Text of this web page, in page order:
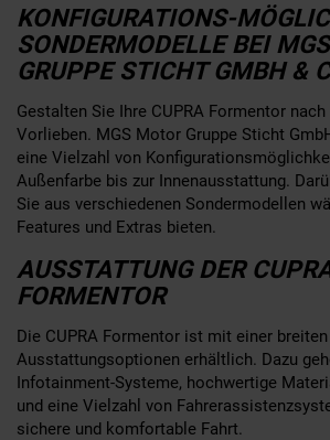
KONFIGURATIONS-
SONDERMODELLE BEI
GRUPPE STICHT GMBH &
Gestalten Sie Ihre CUPRA Formentor
Vorlieben. MGS Motor Gruppe Sticht
eine Vielzahl von
Außenfarbe bis zur Innenausstattung.
Sie aus verschiedenen Sondermodellen
Features und Extras bieten.
AUSSTATTUNG DER
FORMENTOR
Die CUPRA Formentor ist mit einer
Ausstattungsoptionen erhältlich. Dazu
Infotainment-Systeme, hochwertige
und eine Vielzahl von
sichere und komfortable Fahrt.